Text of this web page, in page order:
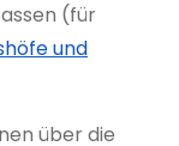
(für
und
über die